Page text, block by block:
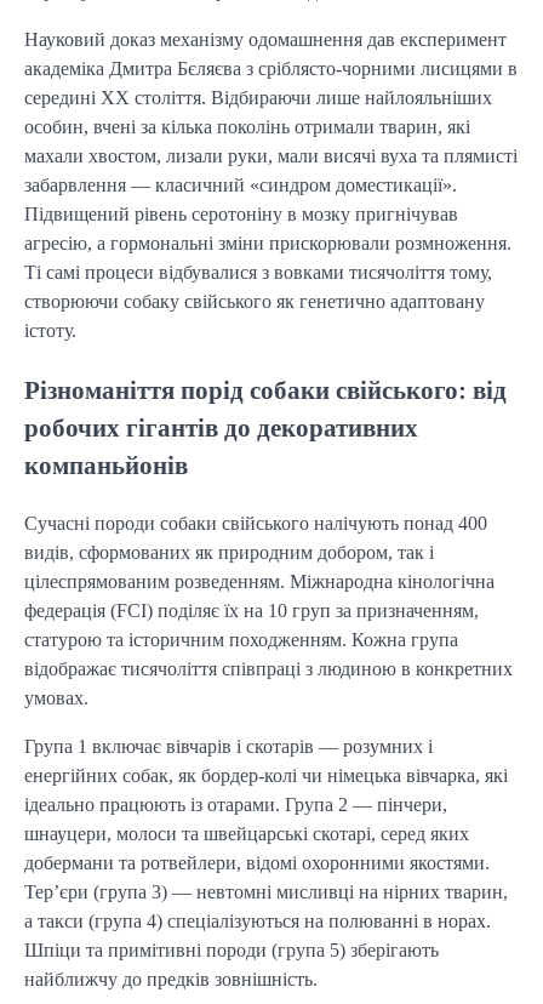
Науковий доказ механізму одомашнення дав експеримент
академіка Дмитра Бєляєва з сріблясто-чорними лисицями в
середині XX століття. Відбираючи лише найлояльніших
особин, вчені за кілька поколінь отримали тварин, які
махали хвостом, лизали руки, мали висячі вуха та плямисті
забарвлення — класичний «синдром доместикації».
Підвищений рівень серотоніну в мозку пригнічував
агресію, а гормональні зміни прискорювали розмноження.
Ті самі процеси відбувалися з вовками тисячоліття тому,
створюючи собаку свійського як генетично адаптовану
істоту.
Різноманіття порід собаки свійського: від
робочих гігантів до декоративних
компаньйонів
Сучасні породи собаки свійського налічують понад 400
видів, сформованих як природним добором, так і
цілеспрямованим розведенням. Міжнародна кінологічна
федерація (FCI) поділяє їх на 10 груп за призначенням,
статурою та історичним походженням. Кожна група
відображає тисячоліття співпраці з людиною в конкретних
умовах.
Група 1 включає вівчарів і скотарів — розумних і
енергійних собак, як бордер-колі чи німецька вівчарка, які
ідеально працюють із отарами. Група 2 — пінчери,
шнауцери, молоси та швейцарські скотарі, серед яких
добермани та ротвейлери, відомі охоронними якостями.
Тер’єри (група 3) — невтомні мисливці на нірних тварин,
а такси (група 4) спеціалізуються на полюванні в норах.
Шпіци та примітивні породи (група 5) зберігають
найближчу до предків зовнішність.